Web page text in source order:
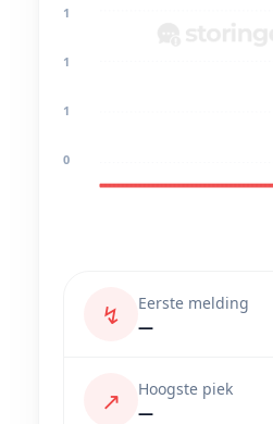
1
1
1
0
↯
Eerste melding
—
↗
Hoogste piek
—